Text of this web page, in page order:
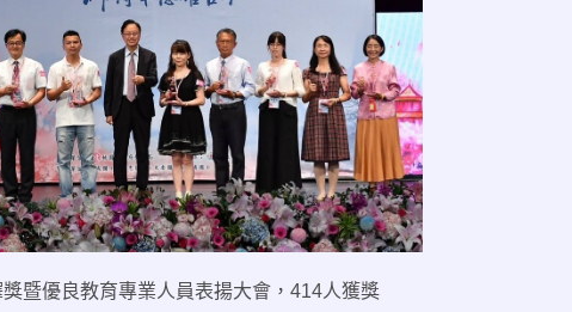
暨優良教育專業人員表揚大會， 414人獲獎